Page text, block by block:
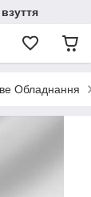
Обладнання